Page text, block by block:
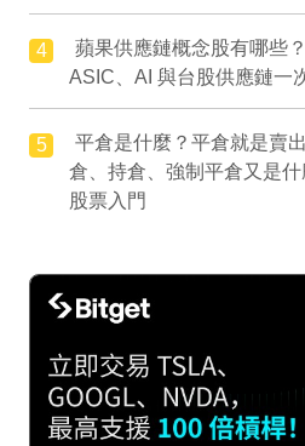
4
蘋果供應鏈概念股有哪些
ASIC、AI 與台股供應鏈一
5
平倉是什麼？平倉就是賣
倉、持倉、強制平倉又是
股票入門